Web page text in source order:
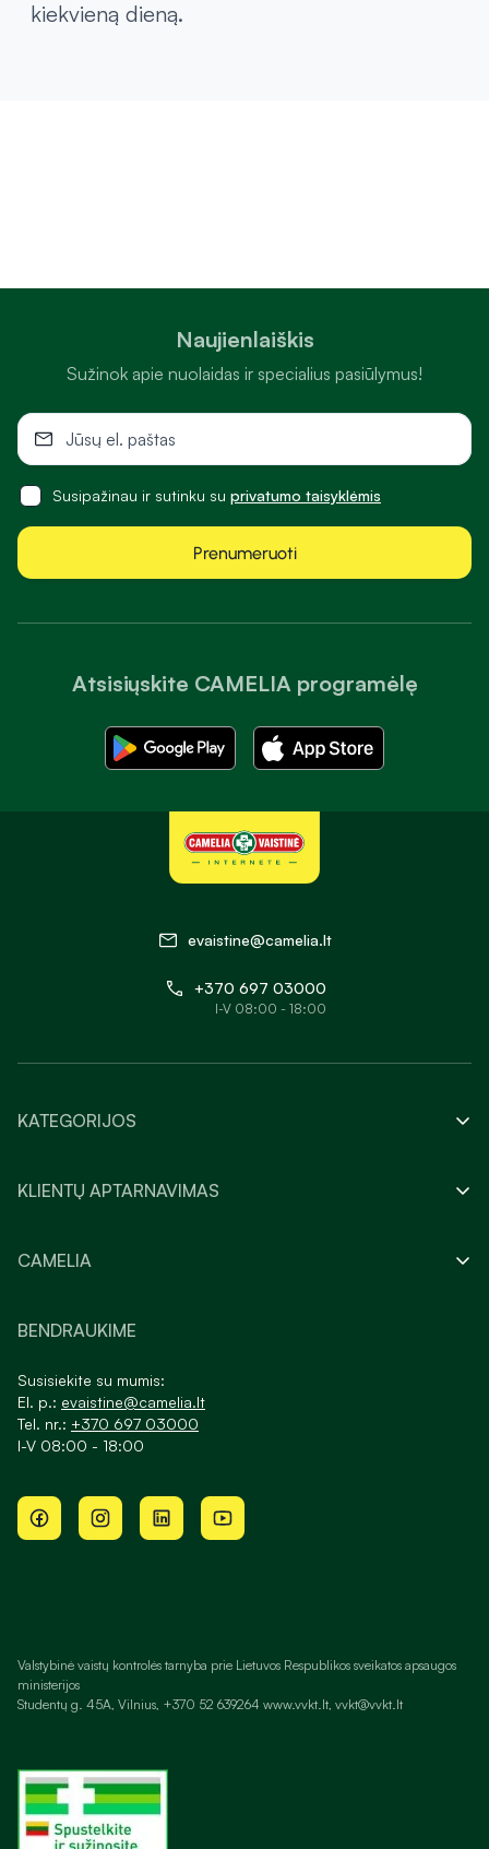
kiekvieną dieną.
Atsisiųskite CAMELIA programėlę
Naujienlaiškis
Sužinok apie nuolaidas ir specialius pasiūlymus!
Susipažinau ir sutinku su privatumo taisyklėmis
Prenumeruoti
evaistine@camelia.lt
+370 697 03000
I-V 08:00 - 18:00
KATEGORIJOS
KLIENTŲ APTARNAVIMAS
CAMELIA
BENDRAUKIME
Susisiekite su mumis:
El. p.: evaistine@camelia.lt
Tel. nr.: +370 697 03000
I-V 08:00 - 18:00
Valstybinė vaistų kontrolės tarnyba prie Lietuvos Respublikos sveikatos apsaugos
ministerijos
Studentų g. 45A, Vilnius, +370 52 639264 www.vvkt.lt, vvkt@vvkt.lt